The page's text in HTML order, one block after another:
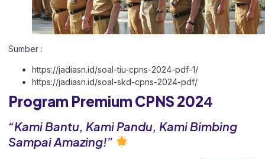
Sumber :
https://jadiasn.id/soal-tiu-cpns-2024-pdf-1/
https://jadiasn.id/soal-skd-cpns-2024-pdf/
Program Premium CPNS 2024
“Kami Bantu, Kami Pandu, Kami Bimbing
Sampai Amazing!”